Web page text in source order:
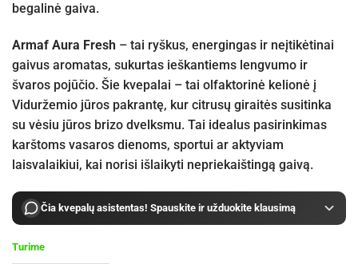
begalinė gaiva.
Armaf Aura Fresh – tai ryškus, energingas ir neįtikėtinai
gaivus aromatas, sukurtas ieškantiems lengvumo ir
švaros pojūčio. Šie kvepalai – tai olfaktorinė kelionė į
Viduržemio jūros pakrantę, kur citrusų giraitės susitinka
su vėsiu jūros brizo dvelksmu. Tai idealus pasirinkimas
karštoms vasaros dienoms, sportui ar aktyviam
laisvalaikiui, kai norisi išlaikyti nepriekaištingą gaivą.
Čia kvepalų asistentas! Spauskite ir užduokite klausimą
Turime